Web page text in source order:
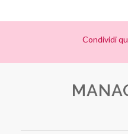
Condividi